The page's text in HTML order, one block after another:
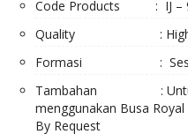
Code Products : IJ –
Quality : High
Formasi : Sesuai
Tambahan : Untuk
menggunakan Busa
By Request